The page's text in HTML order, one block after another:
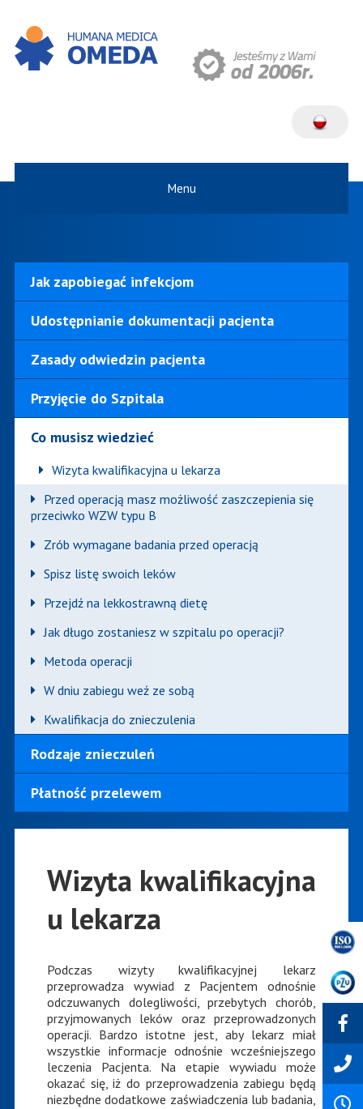
Menu
Jak zapobiegać infekcjom
Udostępnianie dokumentacji pacjenta
Zasady odwiedzin pacjenta
Przyjęcie do Szpitala
Co musisz wiedzieć
Wizyta kwalifikacyjna u lekarza
Przed operacją masz możliwość zaszczepienia się
przeciwko WZW typu B
Zrób wymagane badania przed operacją
Spisz listę swoich leków
Przejdź na lekkostrawną dietę
Jak długo zostaniesz w szpitalu po operacji?
Metoda operacji
W dniu zabiegu weź ze sobą
Kwalifikacja do znieczulenia
Rodzaje znieczuleń
Płatność przelewem
Wizyta kwalifikacyjna
u lekarza
Podczas wizyty kwalifikacyjnej lekarz
przeprowadza wywiad z Pacjentem odnośnie
odczuwanych dolegliwości, przebytych chorób,
przyjmowanych leków oraz przeprowadzonych
operacji. Bardzo istotne jest, aby lekarz miał
wszystkie informacje odnośnie wcześniejszego
leczenia Pacjenta. Na etapie wywiadu może
okazać się, iż do przeprowadzenia zabiegu będą
niezbędne dodatkowe zaświadczenia lub badania,